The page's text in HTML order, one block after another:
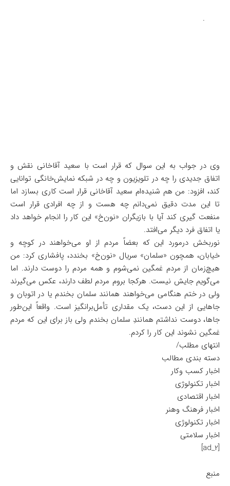
.
وی در جواب به این سوال که قرار است با سعید آقاخانی نقش و
اتفاق جدیدی را چه در تلویزیون و چه در شبکه نمایش‌خانگی توانایی
کند، افزود: من هم شنیده‌ام سعید آقاخانی قرار است کاری بسازد اما
تا این مدت دقیق نمی‌دانم چه هست و از چه افرادی قرار است
منفعت گیری کند آیا با بازیگران «نون‌خ» این کار را انجام خواهد داد
یا اتفاق فرد دیگر می‌افتد.
نوربخش درمورد این که بعضاً مردم از او می‌خواهند در کوچه و
خیابان، همچون «سلمان» سریال «نون‌خ» بخندد، پافشاری کرد: من
هیچ‌زمان از مردم غمگین نمی‌شوم و همه مردم را دوست دارند. اما
می‌گویم جایش نیست. هرکجا بروم مردم لطف دارند، عکس می‌گیرند
ولی در ختم هنگامی می‌خواهند همانند سلمان بخندم یا در اتوبان و
جاهایی از این دست، یک مقداری تأمل‌برانگیز است. واقعاً این‌طور
جاها، دوست نداشتم همانندِ سلمان بخندم ولی باز برای این که مردم
غمگین نشوند این کار را کردم.
انتهای مطلب/
دسته بندی مطالب
اخبار کسب وکار
اخبار تکنولوژی
اخبار اقتصادی
اخبار فرهنگ وهنر
اخبار تکنولوژی
اخبار سلامتی
[ad_2]
منبع